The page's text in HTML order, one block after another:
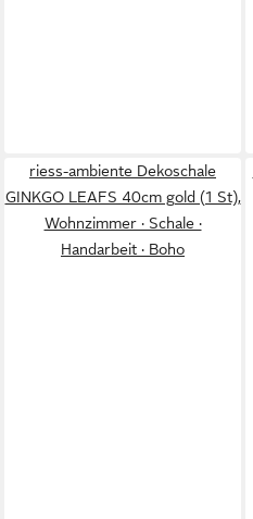
riess-ambiente Dekoschale
GINKGO LEAFS 40cm gold (1 St),
Wohnzimmer · Schale ·
Handarbeit · Boho